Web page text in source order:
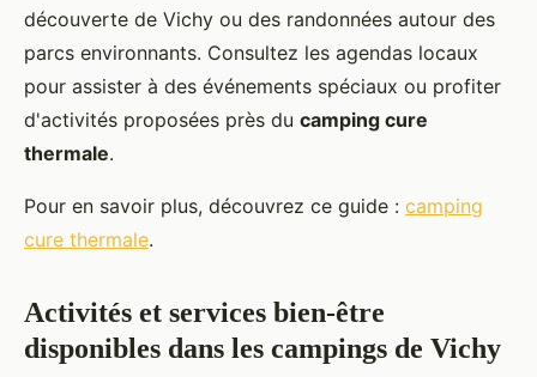
découverte de Vichy ou des randonnées autour des
parcs environnants. Consultez les agendas locaux
pour assister à des événements spéciaux ou profiter
d'activités proposées près du camping cure
thermale.
Pour en savoir plus, découvrez ce guide : camping
cure thermale.
Activités et services bien-être
disponibles dans les campings de Vichy